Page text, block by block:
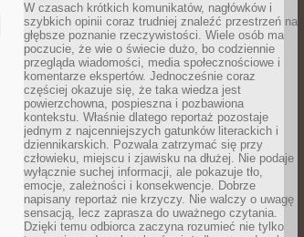
W czasach krótkich komunikatów, nagłówków i
szybkich opinii coraz trudniej znaleźć przestrzeń na
głębsze poznanie rzeczywistości. Wiele osób ma
poczucie, że wie o świecie dużo, bo codziennie
przegląda wiadomości, media społecznościowe i
komentarze ekspertów. Jednocześnie coraz
częściej okazuje się, że taka wiedza jest
powierzchowna, pospieszna i pozbawiona
kontekstu. Właśnie dlatego reportaż pozostaje
jednym z najcenniejszych gatunków literackich i
dziennikarskich. Pozwala zatrzymać się przy
człowieku, miejscu i zjawisku na dłużej. Nie podaje
wyłącznie suchej informacji, ale pokazuje tło,
emocje, zależności i konsekwencje. Dobrze
napisany reportaż nie krzyczy. Nie walczy o uwagę
sensacją, lecz zaprasza do uważnego czytania.
Dzięki temu odbiorca zaczyna rozumieć nie tylko